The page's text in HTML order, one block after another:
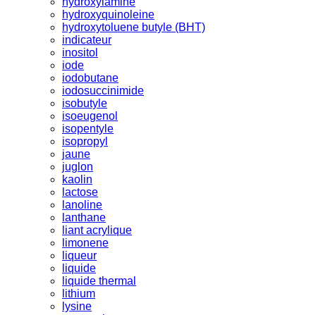
hydroxyquinoleine
hydroxytoluene butyle (BHT)
indicateur
inositol
iode
iodobutane
iodosuccinimide
isobutyle
isoeugenol
isopentyle
isopropyl
jaune
juglon
kaolin
lactose
lanoline
lanthane
liant acrylique
limonene
liqueur
liquide
liquide thermal
lithium
lysine